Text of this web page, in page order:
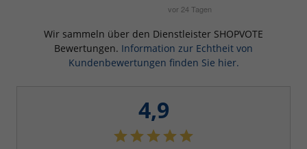
Wir sammeln über den Dienstleister SHOPVOTE
Bewertungen. Information zur Echtheit von
Kundenbewertungen finden Sie hier.
4,9